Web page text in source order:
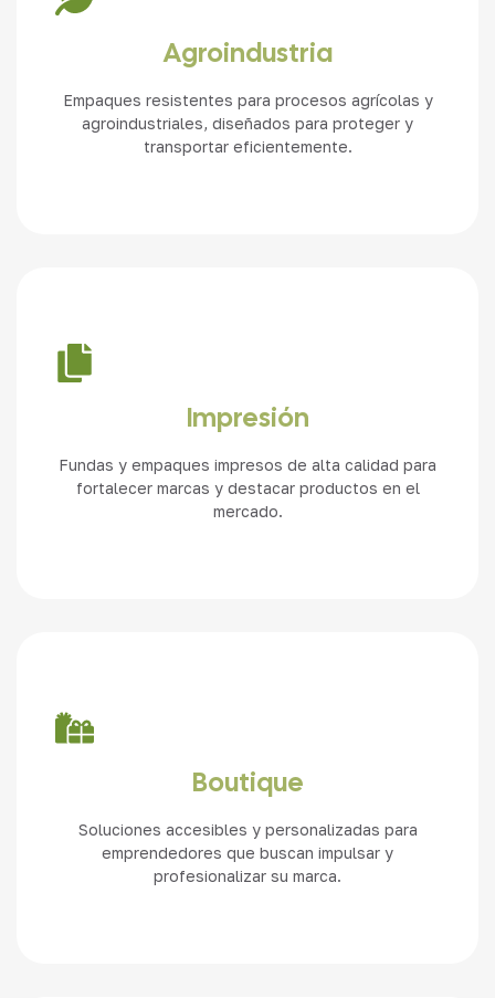
Agroindustria
Empaques resistentes para procesos agrícolas y
agroindustriales, diseñados para proteger y
transportar eficientemente.
Impresión
Fundas y empaques impresos de alta calidad para
fortalecer marcas y destacar productos en el
mercado.
Boutique
Soluciones accesibles y personalizadas para
emprendedores que buscan impulsar y
profesionalizar su marca.